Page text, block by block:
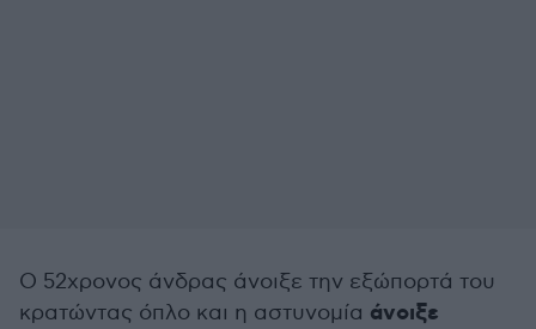
Ο 52χρονος άνδρας άνοιξε την εξώπορτά του
κρατώντας όπλο και η αστυνομία άνοιξε